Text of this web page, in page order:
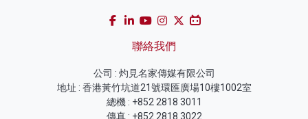
聯絡我們
公司 : 灼見名家傳媒有限公司
地址 : 香港黃竹坑道21號環匯廣場10樓1002室
總機 : +852 2818 3011
傳真 : +852 2818 3022